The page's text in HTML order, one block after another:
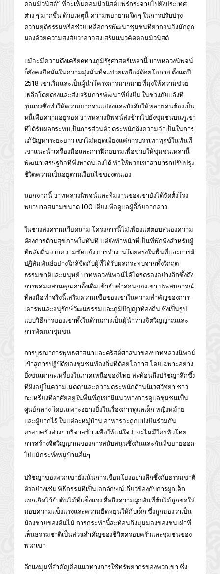
คอมมิวนิสต์” ที่จะเห็นคอมมิวนิสต์แพร่กระจายไปยังประเทศ
ต่าง ๆ มากขึ้น ด้วยเหตุนี้ ความพยายามใด ๆ ในการปรับปรุง
ความยุติธรรมหรือช่วยเหลือการพัฒนาชุมชนที่ยากจนจึงมักถูก
มองด้วยความสงสัยว่าอาจส่งเสริมแนวคิดคอมมิวนิสต์
แม้จะมีความตึงเครียดทางภูมิรัฐศาสตร์เหล่านี้ บาทหลวงนิพจน์
ก็ยังคงยึดมั่นในความมุ่งมั่นที่จะช่วยเหลือผู้ด้อยโอกาส ตั้งแต่ปี
2518 เขาเริ่มและเป็นผู้นำโครงการมากมายที่มุ่งให้ความช่วย
เหลือโดยตรงและส่งเสริมการพัฒนาที่ยั่งยืน ในช่วงภัยแล้งที่
รุนแรงซึ่งทำให้ความยากจนแย่ลงและบังคับให้หลายคนต้องเป็น
หนี้เพื่อความอยู่รอด บาทหลวงนิพจน์ส่งข้าวไปยังชุมชนบนภูเขา
ที่ได้รับผลกระทบเป็นการส่วนตัว ตระหนักถึงความจำเป็นในการ
แก้ปัญหาระยะยาว เขาไม่หยุดเพียงแค่การบรรเทาทุกข์ในทันที
เขาแนะนำเครื่องมือและการฝึกอบรมเพื่อช่วยให้ชุมชนเหล่านี้
พัฒนาเศรษฐกิจที่พึ่งพาตนเองได้ ทำให้พวกเขาสามารถปรับปรุง
ชีวิตความเป็นอยู่ตามเงื่อนไขของตนเอง
นอกจากนี้ บาทหลวงนิพจน์และทีมงานของเขายังได้จัดตั้งโรง
พยาบาลสนามขนาด 100 เตียงเพื่อดูแลผู้ลี้ภัยจากลาว
ในช่วงสงครามเวียดนาม โครงการนี้ไม่เพียงแต่ตอบสนองความ
ต้องการด้านสุขภาพในทันที แต่ยังทำหน้าที่เป็นที่พักพิงสำหรับผู้
ที่พลัดถิ่นจากความขัดแย้ง การทำงานโดยตรงในพื้นที่และการมี
ปฏิสัมพันธ์อย่างใกล้ชิดกับผู้ที่ได้รับผลกระทบจากทั้งวิกฤต
ธรรมชาติและมนุษย์ บาทหลวงนิพจน์ได้ไตร่ตรองอย่างลึกซึ้งถึง
การผสมผสานคุณค่าดั้งเดิมเข้ากับคำสอนของเขา ประสบการณ์
ที่ลงมือทำจริงนี้เสริมความเชื่อของเขาในความสำคัญของการ
เคารพและอนุรักษ์วัฒนธรรมและภูมิปัญญาท้องถิ่น ซึ่งเป็นรูป
แบบวิธีการของเขาทั้งในด้านการเป็นผู้นำทางจิตวิญญาณและ
การพัฒนาชุมชน
การบูรณาการพุทธศาสนาและคริสต์ศาสนาของบาทหลวงนิพจน์
เข้าสู่การปฏิบัติของชุมชนท้องถิ่นที่ด้อยโอกาส โดยเฉพาะอย่าง
ยิ่งชนเผ่ากะเหรี่ยงในภาคเหนือของไทย สะท้อนถึงปรัชญาลึกซึ้ง
ที่ฝังอยู่ในความเมตตาและความตระหนักด้านนิเวศวิทยา ชาว
กะเหรี่ยงที่อาศัยอยู่ในพื้นที่ภูเขามีแนวทางการดูแลชุมชนเป็น
ศูนย์กลาง โดยเฉพาะอย่างยิ่งในเรื่องการดูแลเด็ก หญิงหม้าย
และผู้ยากไร้ ในแต่ละหมู่บ้าน อาหารจะถูกแบ่งปันร่วมกัน
ครอบครัวต่างๆ บริจาคข้าวเพื่อให้แน่ใจว่าจะไม่มีใครหิวโหย
การสร้างจิตวิญญาณของการสนับสนุนซึ่งกันและกันที่ขยายออก
ไปแม้กระทั่งหมู่บ้านอื่นๆ
ปรัชญาของพวกเขายังเน้นการเชื่อมโยงอย่างลึกซึ้งกับธรรมชาติ
ตัวอย่างเช่น พิธีกรรมที่เป็นเอกลักษณ์เกี่ยวข้องกับการผูกเด็ก
แรกเกิดไว้กับต้นไม้ที่แข็งแรง สื่อถึงความผูกพันที่ต้นไม้ถูกขอให้
มอบความแข็งแรงและความยืดหยุ่นให้กับเด็ก ซึ่งถูกมองว่าเป็น
น้องชายของต้นไม้ การกระทำนี้สะท้อนถึงมุมมองของชนเผ่าที่
เห็นธรรมชาติเป็นส่วนสำคัญของชีวิตครอบครัวและชุมชนของ
พวกเขา
อีกแง่มุมที่สำคัญคือแนวทางการใช้ทรัพยากรของพวกเขา ซึ่ง